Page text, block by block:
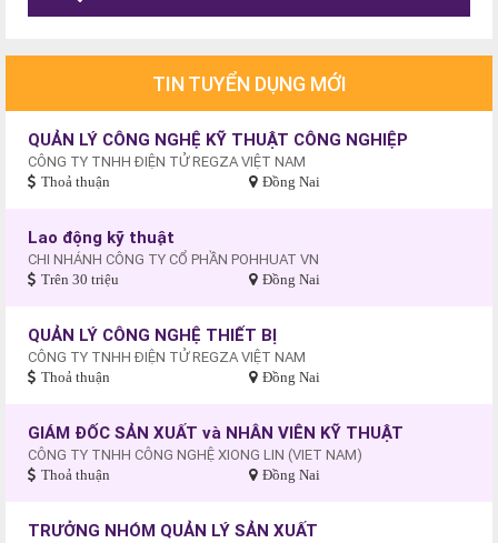
TIN TUYỂN DỤNG MỚI
QUẢN LÝ CÔNG NGHỆ KỸ THUẬT CÔNG NGHIỆP
CÔNG TY TNHH ĐIỆN TỬ REGZA VIỆT NAM
Thoả thuận Đồng Nai
Lao động kỹ thuật
CHI NHÁNH CÔNG TY CỔ PHẦN POHHUAT VN
Trên 30 triệu Đồng Nai
QUẢN LÝ CÔNG NGHỆ THIẾT BỊ
CÔNG TY TNHH ĐIỆN TỬ REGZA VIỆT NAM
Thoả thuận Đồng Nai
GIÁM ĐỐC SẢN XUẤT và NHÂN VIÊN KỸ THUẬT
CÔNG TY TNHH CÔNG NGHỆ XIONG LIN (VIET NAM)
Thoả thuận Đồng Nai
TRƯỞNG NHÓM QUẢN LÝ SẢN XUẤT